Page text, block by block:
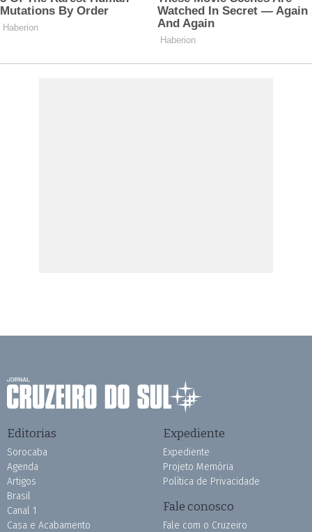
Editorias
Sorocaba
Agenda
Artigos
Brasil
Canal 1
Casa e Acabamento
Expediente
Expediente
Projeto Memória
Política de Privacidade
Fale conosco
Fale com o Cruzeiro